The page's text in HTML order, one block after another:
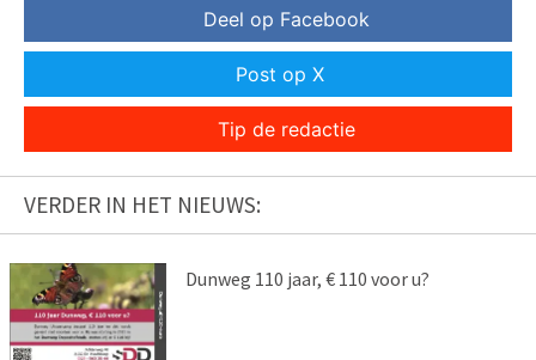
Deel op Facebook
Post op X
Tip de redactie
VERDER IN HET NIEUWS:
Dunweg 110 jaar, € 110 voor u?